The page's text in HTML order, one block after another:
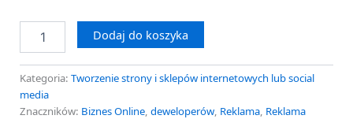
Dodaj do koszyka
Kategoria: Tworzenie strony i sklepów internetowych lub social
media
Znaczników: Biznes Online, deweloperów, Reklama, Reklama